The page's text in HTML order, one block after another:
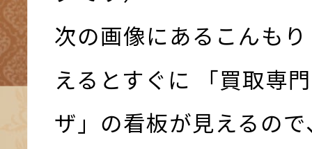
次の画像にあるこんも
えるとすぐに 「買取専
ザ」の看板が見えるの